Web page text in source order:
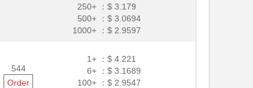
250+ ：$ 3.179
500+ ：$ 3.0694
1000+ ：$ 2.9597
544
Order
1+ ：$ 4.221
6+ ：$ 3.1689
100+ ：$ 2.9547